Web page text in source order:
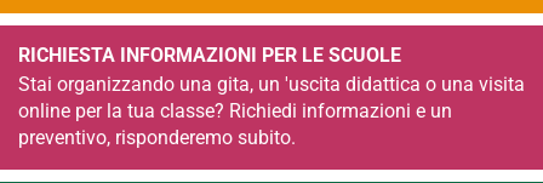
RICHIESTA INFORMAZIONI PER LE SCUOLE
Stai organizzando una gita, un 'uscita didattica o una visita
online per la tua classe? Richiedi informazioni e un
preventivo, risponderemo subito.